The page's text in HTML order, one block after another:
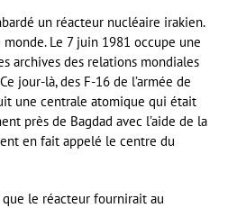
un réacteur nucléaire irakien.
Le 7 juin 1981 occupe une
archives des relations mondiales
jour-là, des F-16 de l’armée de
une centrale atomique qui était
près de Bagdad avec l’aide de la
en fait appelé le centre du
le réacteur fournirait au